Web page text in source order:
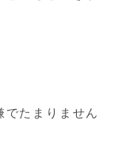
でたまりません